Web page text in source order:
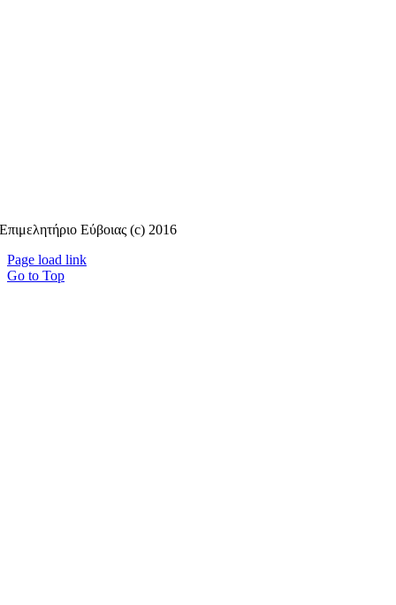
Επιμελητήριο Εύβοιας (c) 2016
Page load link
Go to Top